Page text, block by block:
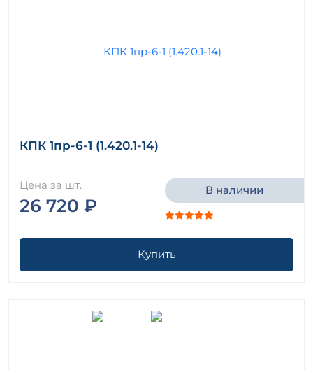
КПК 1пр-6-1 (1.420.1-14)
Цена за шт.
26 720 ₽
В наличии
Купить